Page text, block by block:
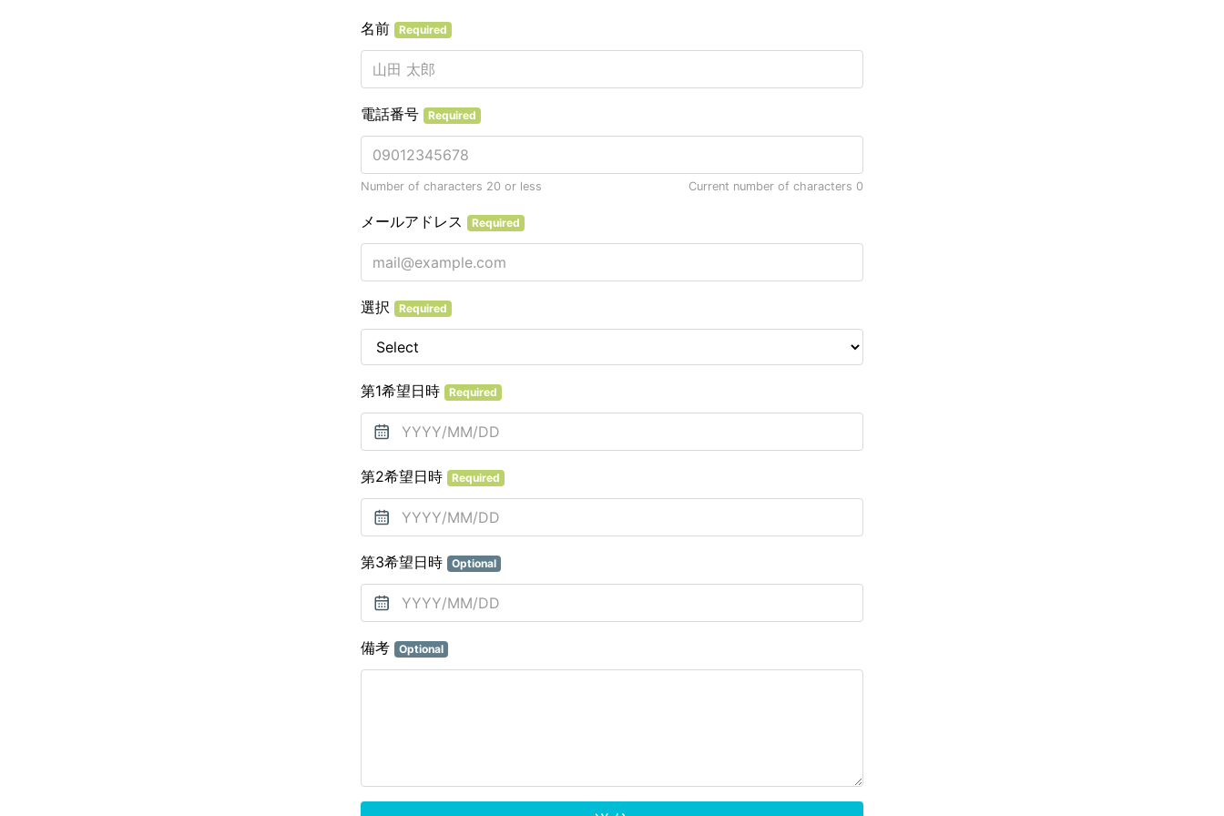
名前 Required
電話番号 Required
Number of characters 20 or less Current number of characters 0
メールアドレス Required
選択 Required
第1希望日時 Required
第2希望日時 Required
第3希望日時 Optional
備考 Optional